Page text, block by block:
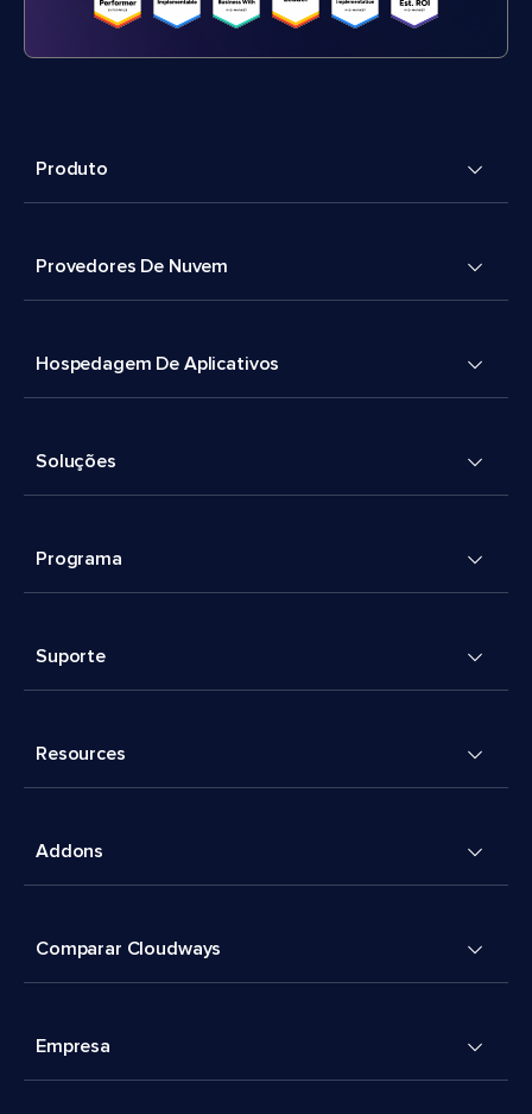
Produto
Provedores De Nuvem
Hospedagem De Aplicativos
Soluções
Programa
Suporte
Resources
Addons
Comparar Cloudways
Empresa